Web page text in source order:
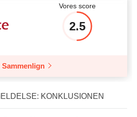
Vores score
2.5
Sammenlign
KONKLUSIONEN